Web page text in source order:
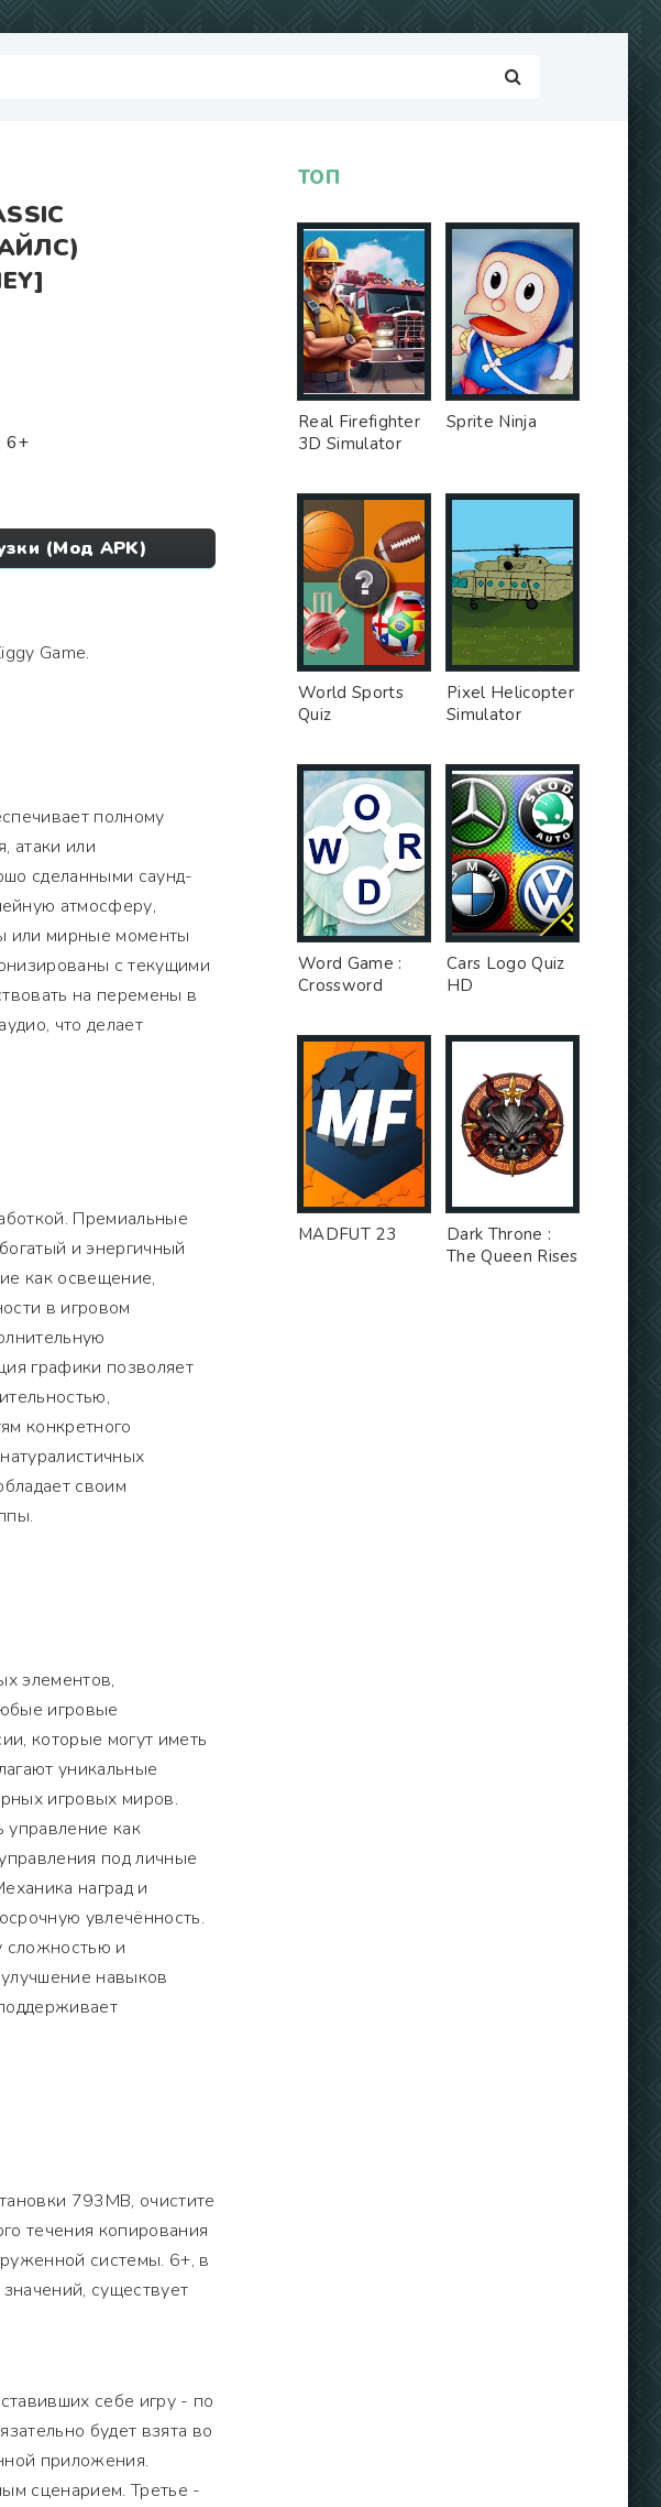
6+
(Мод APK)
Game.
полному
атаки или
сделанными саунд-
атмосферу,
или мирные моменты
с текущими
на перемены в
что делает
Премиальные
и энергичный
как освещение,
в игровом
графики позволяет
конкретного
своим
элементов,
игровые
которые могут иметь
уникальные
игровых миров.
управление как
под личные
наград и
увлечённость.
сложностью и
навыков
793MB, очистите
течения копирования
системы. 6+, в
существует
себе игру - по
будет взята во
приложения.
сценарием. Третье -
ТОП
Real Firefighter
3D Simulator
Sprite Ninja
World Sports
Quiz
Pixel Helicopter
Simulator
Word Game :
Crossword
Cars Logo Quiz
HD
MADFUT 23
Dark Throne :
The Queen Rises